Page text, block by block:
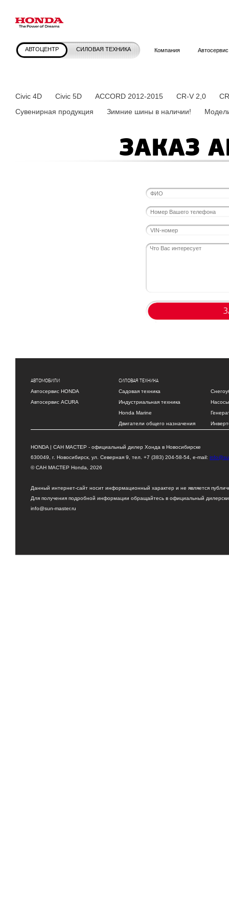
АВТОЦЕНТР СИЛОВАЯ ТЕХНИКА Компания Автосервис
Civic 4D Civic 5D ACCORD 2012-2015 CR-V 2,0
Сувенирная продукция
Зимние шины в наличии!
ЗАКАЗ
АВТОМОБИЛИ
Автосервис HONDA
Автосервис ACURA
СИЛОВАЯ ТЕХНИКА
Садовая техника
Индустриальная техника
Honda Marine
Двигатели общего назначения
Насосы
HONDA | САН МАСТЕР - официальный дилер Хонда в Новосибирске
630049, г. Новосибирск, ул. Северная 9, тел. +7 (383) 204-58-54, e-mail:
© САН МАСТЕР Honda, 2026
Данный интернет-сайт носит информационный характер и не является
Для получения подробной информации обращайтесь в официальный
info@sun-master.ru